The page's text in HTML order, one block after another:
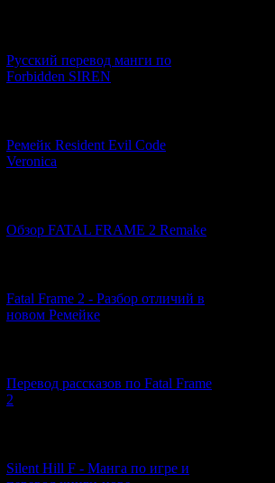
Русский перевод манги по
Forbidden SIREN
Ремейк Resident Evil Code
Veronica
Обзор FATAL FRAME 2 Remake
Fatal Frame 2 - Разбор отличий в
новом Ремейке
Перевод рассказов по Fatal Frame
2
Silent Hill F - Манга по игре и